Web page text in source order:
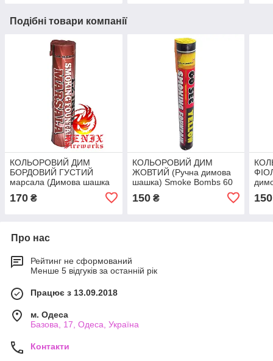
Подібні товари компанії
КОЛЬОРОВИЙ ДИМ
БОРДОВИЙ ГУСТИЙ
марсала (Димова шашка
Bombs 60 секунд
170 ₴
КОЛЬОРОВИЙ ДИМ
ЖОВТИЙ (Ручна димова
шашка) Smoke Bombs 60
150₴ 150
Про нас
Рейтинг не сформований
Менше 5 відгуків за останній рік
Працює з 13.09.2018
м. Одеса
Базова, 17, Одеса, Україна
Контакти